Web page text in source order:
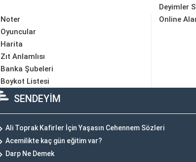
Deyimler
Noter
Oyuncular
Harita
Zıt Anlamlısı
Banka Şubeleri
Boykot Listesi
Online
SENDEYİM
Ali Toprak Kafirler İçin Yaşasın Cehennem Sözleri
Acemilikte kaç gün eğitim var?
Darp Ne Demek